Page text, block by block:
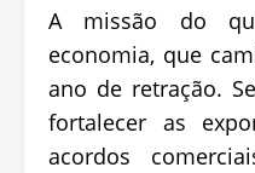
A missão do
economia, que
ano de retração.
fortalecer as
acordos